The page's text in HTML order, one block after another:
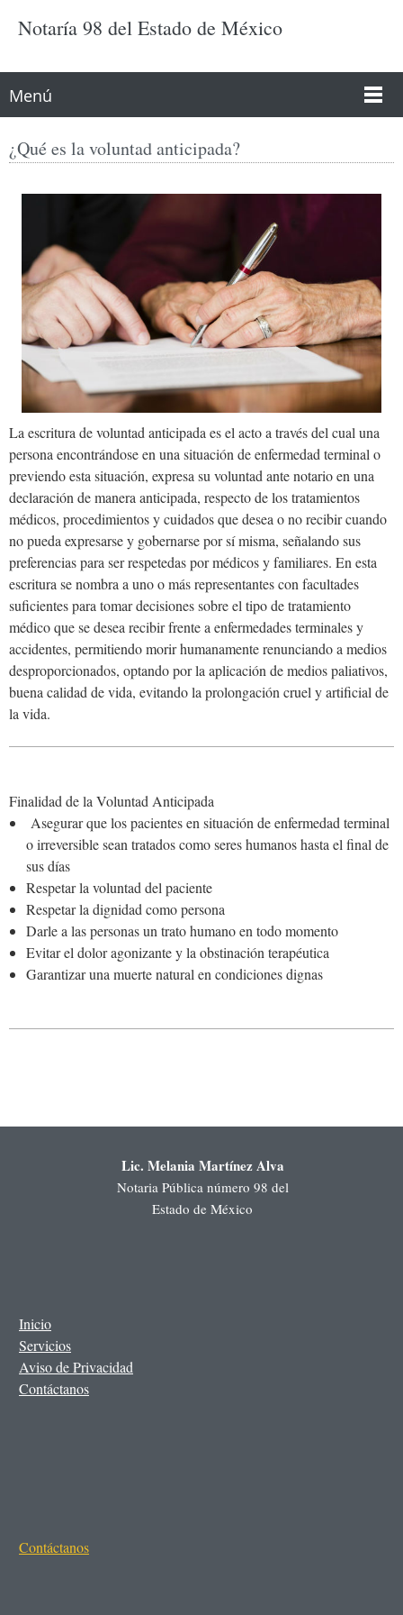
Notarí­a 98 del Estado de México
Menú
¿Qué es la voluntad anticipada?
La escritura de voluntad anticipada es el acto a través del cual una
persona encontrándose en una situación de enfermedad terminal o
previendo esta situación, expresa su voluntad ante notario en una
declaración de manera anticipada, respecto de los tratamientos
médicos, procedimientos y cuidados que desea o no recibir cuando
no pueda expresarse y gobernarse por sí misma, señalando sus
preferencias para ser respetedas por médicos y familiares. En esta
escritura se nombra a uno o más representantes con facultades
suficientes para tomar decisiones sobre el tipo de tratamiento
médico que se desea recibir frente a enfermedades terminales y
accidentes, permitiendo morir humanamente renunciando a medios
desproporcionados, optando por la aplicación de medios paliativos,
buena calidad de vida, evitando la prolongación cruel y artificial de
la vida.
Finalidad de la Voluntad Anticipada
Asegurar que los pacientes en situación de enfermedad terminal
o irreversible sean tratados como seres humanos hasta el final de
sus días
Respetar la voluntad del paciente
Respetar la dignidad como persona
Darle a las personas un trato humano en todo momento
Evitar el dolor agonizante y la obstinación terapéutica
Garantizar una muerte natural en condiciones dignas
Lic. Melania Martínez Alva
Notaria Pública número 98 del
Estado de México
Inicio
Servicios
Aviso de Privacidad
Contáctanos
Contáctanos